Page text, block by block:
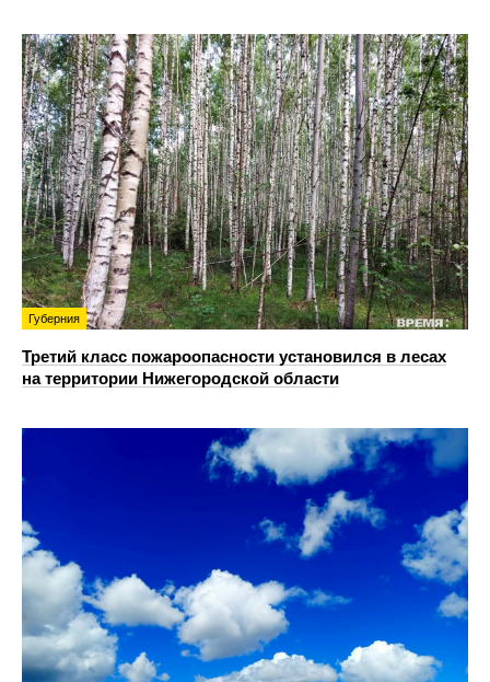
Губерния
Третий класс пожароопасности установился в лесах
на территории Нижегородской области